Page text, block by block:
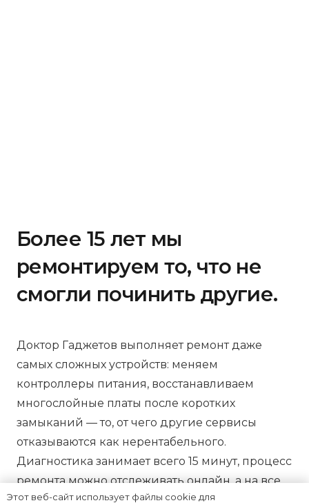
Более 15 лет мы
ремонтируем то, что не
смогли починить другие.
Доктор Гаджетов выполняет ремонт даже
самых сложных устройств: меняем
контроллеры питания, восстанавливаем
многослойные платы после коротких
замыканий — то, от чего другие сервисы
отказываются как нерентабельного.
Диагностика занимает всего 15 минут, процесс
ремонта можно отслеживать онлайн, а на все
работы предоставляем зафиксированную в
Этот веб-сайт использует файлы cookie для